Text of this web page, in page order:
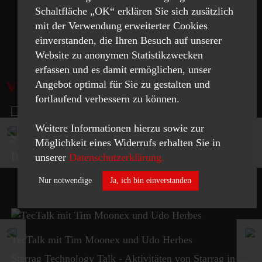
ANSEHEN
VIDEOS
STC 800
Double stage Blisk for jet engine
TecTalk mit Tim Moonex und Udo Herbes
Schaltfläche „OK“ erklären Sie sich zusätzlich
mit der Verwendung erweiterter Cookies
einverstanden, die Ihren Besuch auf unserer
Website zu anonymen Statistikzwecken
erfassen und es damit ermöglichen, unser
Angebot optimal für Sie zu gestalten und
fortlaufend verbessern zu können.
Weitere Informationen hierzu sowie zur
Möglichkeit eines Widerrufs erhalten Sie in
unserer Datenschutzerklärung.
Ja, ich bin einverstanden
Nur notwendige
Funktional
Statistics